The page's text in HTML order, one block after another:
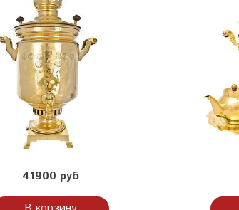
41900 руб